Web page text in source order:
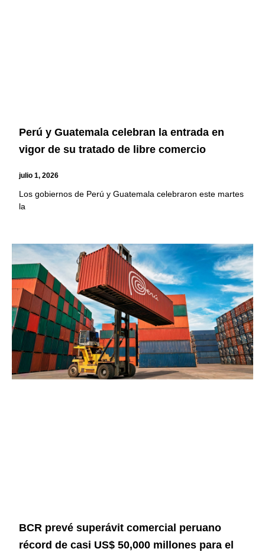
Perú y Guatemala celebran la entrada en
vigor de su tratado de libre comercio
julio 1, 2026
Los gobiernos de Perú y Guatemala celebraron este martes
la
BCR prevé superávit comercial peruano
récord de casi US$ 50,000 millones para el